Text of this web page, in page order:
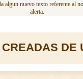
algun nuevo texto referente al
alerta.
DE